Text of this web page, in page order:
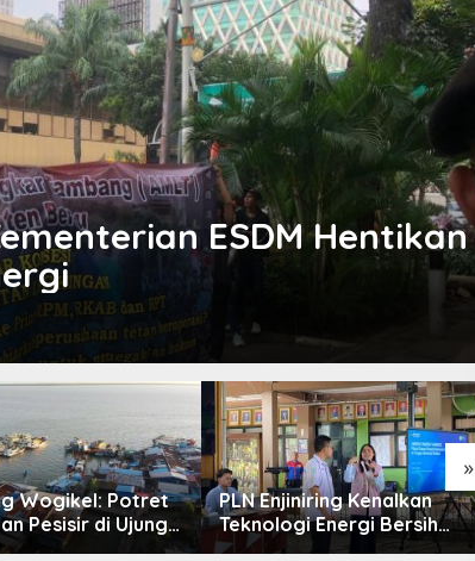
ESDM Hentikan
»
Wogikel: Potret
Pesisir di Ujung
yang
PLN Enjiniring Kenalkan
Teknologi Energi Bersih
kepada Pelajar Jakarta